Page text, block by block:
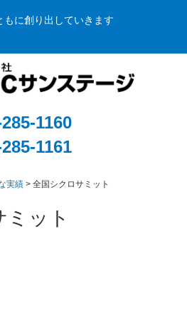
もに創り出していきます
1160
1161
実績 > 全国シクロサミット
ット